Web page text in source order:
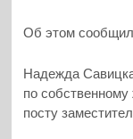
Об этом
Надежда
по
посту